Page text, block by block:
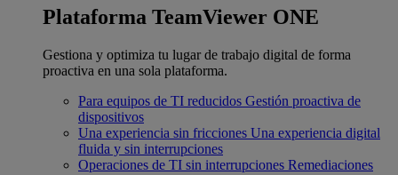
Plataforma TeamViewer ONE
Gestiona y optimiza tu lugar de trabajo digital de forma
proactiva en una sola plataforma.
Para equipos de TI reducidos Gestión proactiva de
dispositivos
Una experiencia sin fricciones Una experiencia digital
fluida y sin interrupciones
Operaciones de TI sin interrupciones Remediaciones